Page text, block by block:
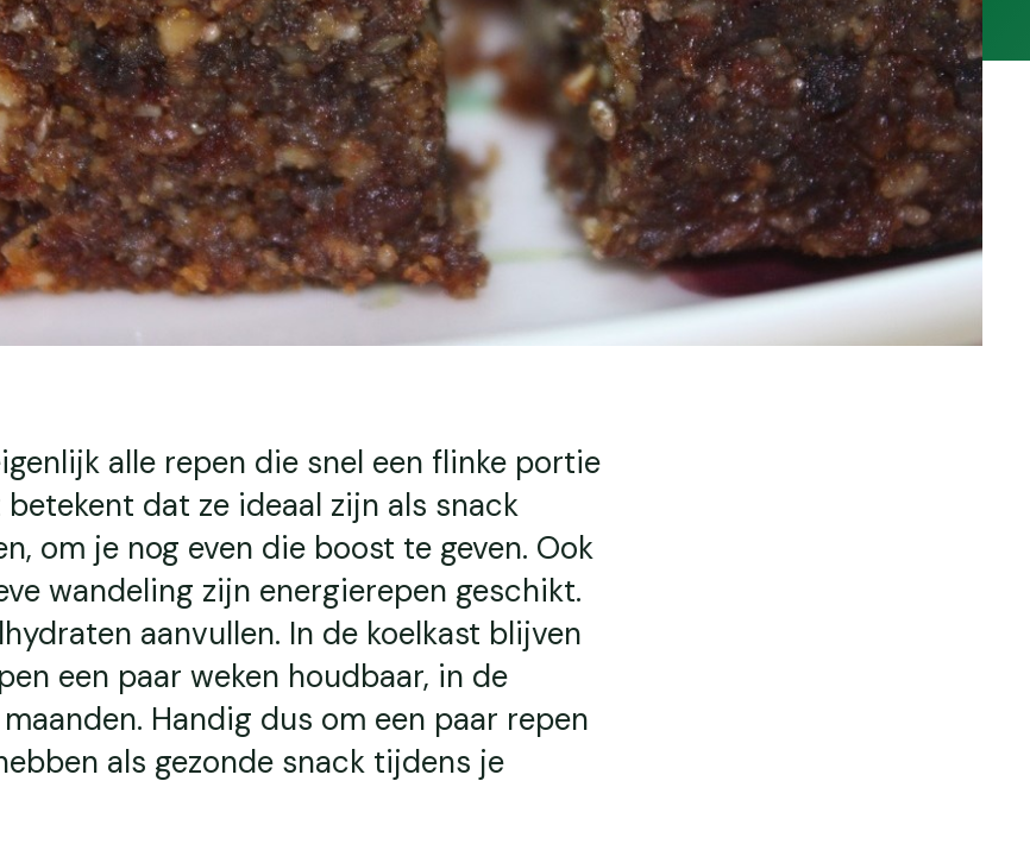
alle repen die snel een flinke portie
dat ze ideaal zijn als snack
om je nog even die boost te geven. Ook
wandeling zijn energierepen geschikt.
aanvullen. In de koelkast blijven
een paar weken houdbaar, in de
Handig dus om een paar repen
als gezonde snack tijdens je